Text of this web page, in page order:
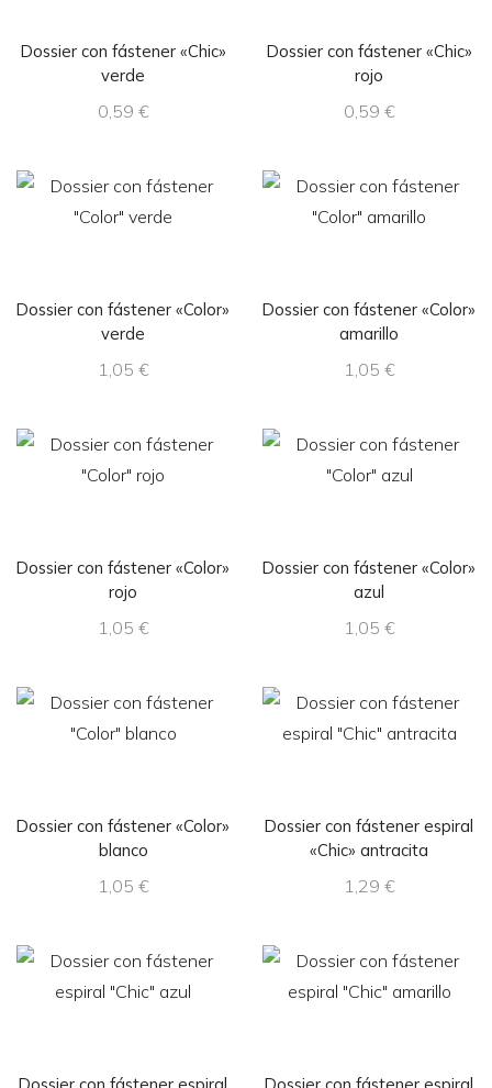
Dossier con fástener «Chic»
verde
0,59 €
Dossier con fástener «Chic»
rojo
0,59 €
Dossier con fástener «Color»
verde
1,05 €
Dossier con fástener «Color»
amarillo
1,05 €
Dossier con fástener «Color»
rojo
1,05 €
Dossier con fástener «Color»
azul
1,05 €
Dossier con fástener «Color»
blanco
1,05 €
Dossier con fástener espiral
«Chic» antracita
1,29 €